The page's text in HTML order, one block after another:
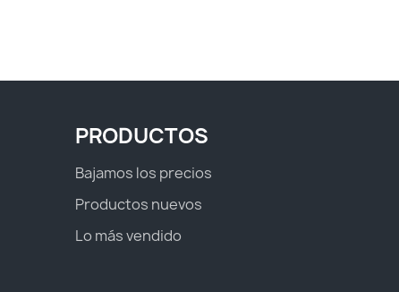
PRODUCTOS
Bajamos los precios
Productos nuevos
Lo más vendido